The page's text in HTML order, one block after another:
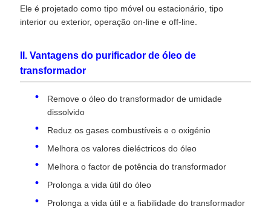
Ele é projetado como tipo móvel ou estacionário, tipo
interior ou exterior, operação on-line e off-line.
II. Vantagens do purificador de óleo de
transformador
Remove o óleo do transformador de umidade
dissolvido
Reduz os gases combustíveis e o oxigénio
Melhora os valores dieléctricos do óleo
Melhora o factor de potência do transformador
Prolonga a vida útil do óleo
Prolonga a vida útil e a fiabilidade do transformador